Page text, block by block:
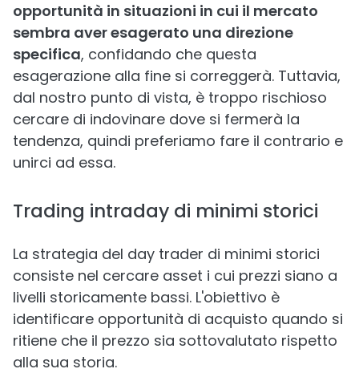
opportunità in situazioni in cui il mercato
sembra aver esagerato una direzione
specifica, confidando che questa
esagerazione alla fine si correggerà. Tuttavia,
dal nostro punto di vista, è troppo rischioso
cercare di indovinare dove si fermerà la
tendenza, quindi preferiamo fare il contrario e
unirci ad essa.
Trading intraday di minimi storici
La strategia del day trader di minimi storici
consiste nel cercare asset i cui prezzi siano a
livelli storicamente bassi. L'obiettivo è
identificare opportunità di acquisto quando si
ritiene che il prezzo sia sottovalutato rispetto
alla sua storia.